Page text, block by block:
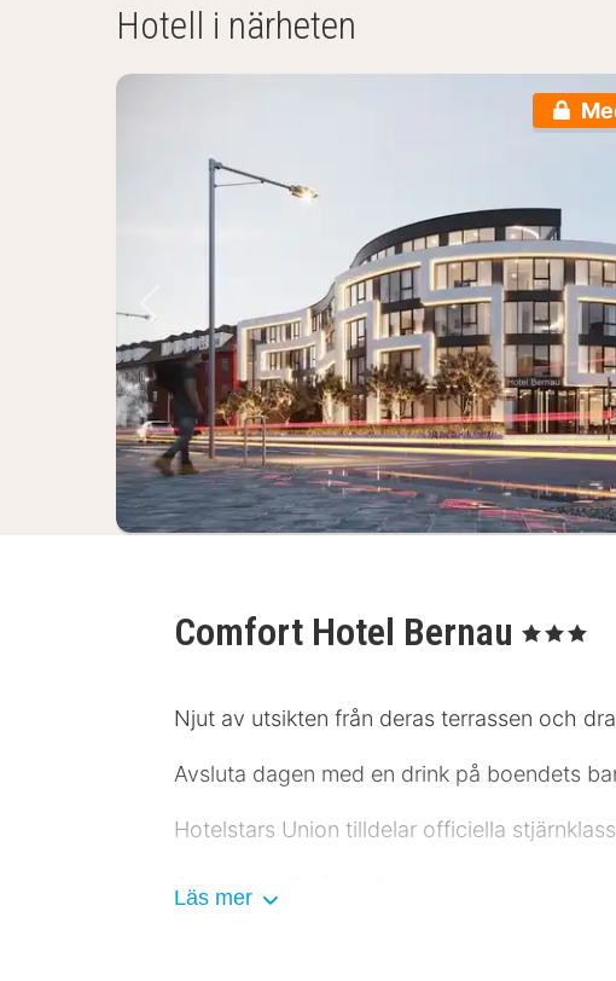
Hotell i närheten
Föregående bild
Comfort Hotel Bernau , 3 Stjärnor
Njut av utsikten från deras terrassen och
Avsluta dagen med en drink på boendets
Hotelstars Union tilldelar officiella
Gäster har tillgång till bland annat gratis
Läs mer